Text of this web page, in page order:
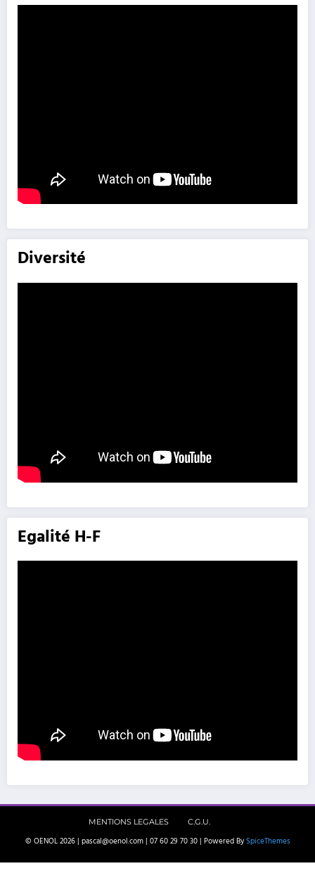
Diversité
Egalité H-F
MENTIONS LEGALES C.G.U.
© OENOL 2026 | pascal@oenol.com | 07 60 29 70 30 | Powered By SpiceThemes